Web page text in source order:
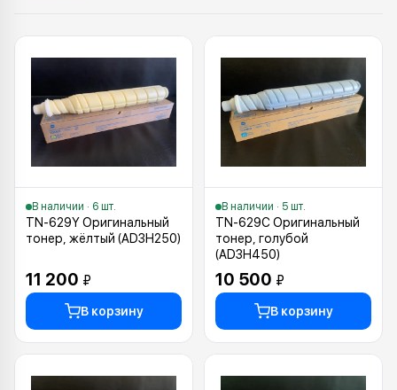
В наличии · 6 шт.
TN-629Y Оригинальный
тонер, жёлтый (AD3H250)
11 200 ₽
В корзину
В наличии · 5 шт.
TN-629C Оригинальный
тонер, голубой
(AD3H450)
10 500 ₽
В корзину